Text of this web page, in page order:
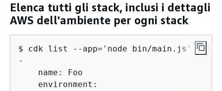
Elenca tutti gli stack, inclusi i dettagli
AWS dell'ambiente per ogni stack
$ cdk list --app='node bin/main.js' --
-
    name: Foo
    environment: